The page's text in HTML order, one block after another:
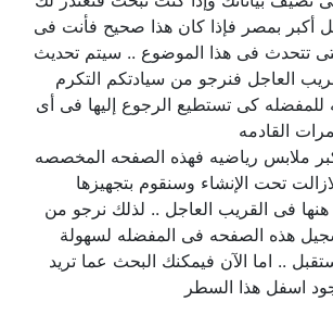
أكبر بمصر فإذا كان هذا صحيح فأنت فى
تتحدث فى هذا الموضوع .. سيتم تحديث
العاجل فنرجو من سيادتكم التكرم
كى تستطيع الرجوع إليها فى أى
القادمه
ملابس رياضيه فهذه الصفحه المخصصه
تحت الإنشاء وسنقوم بتجهيزها
هنها فى القريب العاجل .. لذلك نرجو من
هذه الصفحه فى المفضله لسهولة
.. اما الآن فيمكنك البحث عما تريد
اسفل هذا السطر